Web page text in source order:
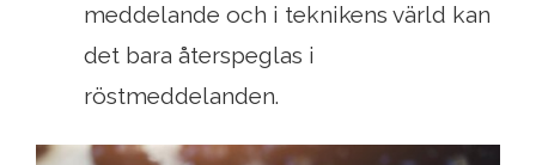
meddelande och i teknikens värld kan
det bara återspeglas i
röstmeddelanden.